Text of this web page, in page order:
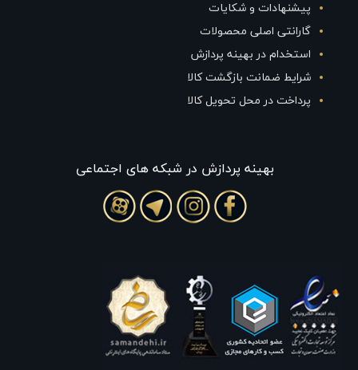
پیشنهادات و شکایات
گارانتی اصلی محصولات
استخدام در بهینه پردازش
شرایط ضمانت بازگشت کالا
پرداخت در محل تحویل کالا
بهينه پردازش در شبکه های اجتماعی